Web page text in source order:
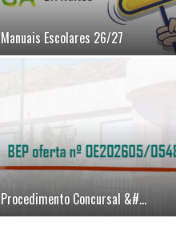
Manuais Escolares 26/27
Procedimento Concursal &#...